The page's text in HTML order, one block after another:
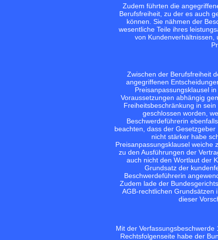
Zudem führten die
Berufsfreiheit, zu der es auch
können. Sie nähmen der
wesentliche Teile ihres
von Kundenverhältnissen,
Zwischen der Berufsfreiheit
angegriffenen
Preisanpassungsklausel
Voraussetzungen abhängig
Freiheitsbeschränkung in
geschlossen worden,
Beschwerdeführerin
beachten, dass der
nicht stärker habe
Preisanpassungsklausel weiche
zu den Ausführungen der
auch nicht den Wortlaut der
Grundsatz der
Beschwerdeführerin
Zudem lade der
AGB-rechtlichen Grundsätzen
dieser
Mit der
Rechtsfolgenseite habe der